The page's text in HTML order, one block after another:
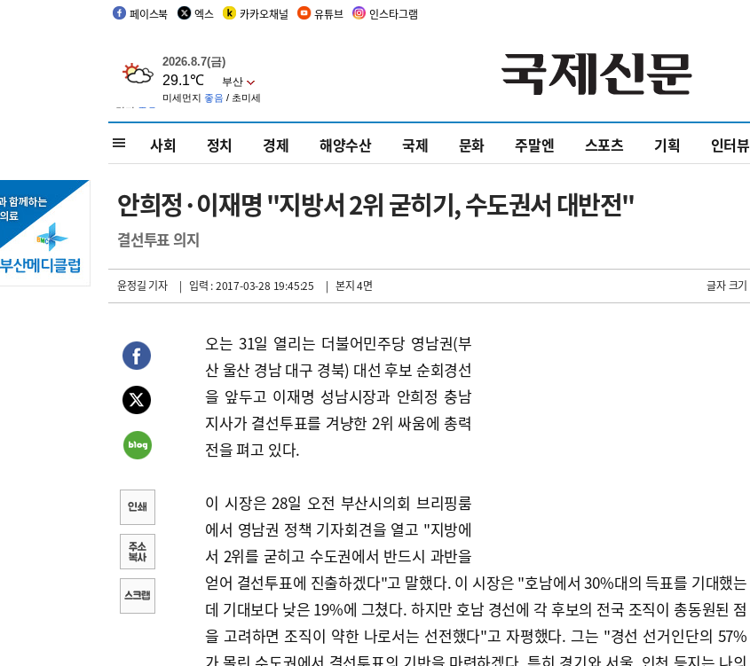
페이스북 엑스 카카오채널 유튜브 인스타그램
사회 정치 경제 해양수산 국제 문화 주말엔 스포츠 기획 인터뷰
안희정·이재명 "지방서 2위 굳히기, 수도권서 대반전"
결선투표 의지
윤정길 기자 | 입력 : 2017-03-28 19:45:25 | 본지 4면 글자 크기
오는 31일 열리는 더불어민주당 영남권(부
산 울산 경남 대구 경북) 대선 후보 순회경선
을 앞두고 이재명 성남시장과 안희정 충남
지사가 결선투표를 겨냥한 2위 싸움에 총력
전을 펴고 있다.
이 시장은 28일 오전 부산시의회 브리핑룸
에서 영남권 정책 기자회견을 열고 "지방에
서 2위를 굳히고 수도권에서 반드시 과반을
얻어 결선투표에 진출하겠다"고 말했다. 이 시장은 "호남에서 30%대의 득표를 기대했는
데 기대보다 낮은 19%에 그쳤다. 하지만 호남 경선에 각 후보의 전국 조직이 총동원된 점
을 고려하면 조직이 약한 나로서는 선전했다"고 자평했다. 그는 "경선 선거인단의 57%